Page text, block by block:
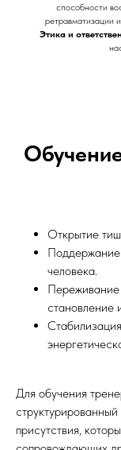
способности
ретравматизации
Этика и
Открытие
Поддержание
человека.
Переживание
становление
Для обучения
присутствия,